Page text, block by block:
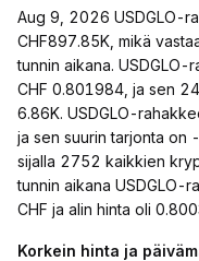
Aug 9, 2026 USDGLO-
CHF897.85K, mikä
tunnin aikana.
CHF 0.801984, ja sen
6.86K. USDGLO-
ja sen suurin tarjonta on
sijalla 2752 kaikkien
tunnin aikana USDGLO-
CHF ja alin hinta oli
Korkein hinta ja